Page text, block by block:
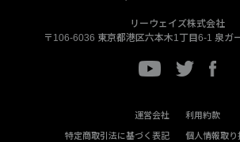
リーウェイズ株式会社
〒106-6036 東京都港区六本木1丁目6-1 泉ガ
運営会社 利用約款
特定商取引法に基づく表記 個人情報取り